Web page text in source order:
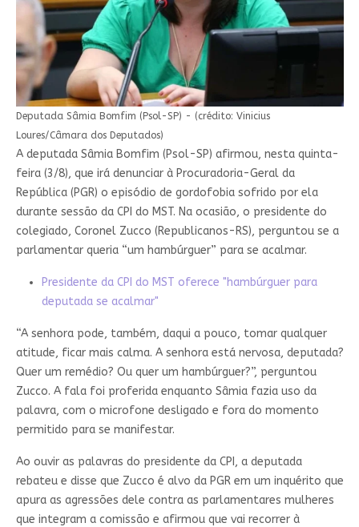
Deputada Sâmia Bomfim (Psol-SP) - (crédito: Vinicius
Loures/Câmara dos Deputados)
A deputada Sâmia Bomfim (Psol-SP) afirmou, nesta quinta-
feira (3/8), que irá denunciar à Procuradoria-Geral da
República (PGR) o episódio de gordofobia sofrido por ela
durante sessão da CPI do MST. Na ocasião, o presidente do
colegiado, Coronel Zucco (Republicanos-RS), perguntou se a
parlamentar queria “um hambúrguer” para se acalmar.
Presidente da CPI do MST oferece "hambúrguer para
deputada se acalmar"
“A senhora pode, também, daqui a pouco, tomar qualquer
atitude, ficar mais calma. A senhora está nervosa, deputada?
Quer um remédio? Ou quer um hambúrguer?”, perguntou
Zucco. A fala foi proferida enquanto Sâmia fazia uso da
palavra, com o microfone desligado e fora do momento
permitido para se manifestar.
Ao ouvir as palavras do presidente da CPI, a deputada
rebateu e disse que Zucco é alvo da PGR em um inquérito que
apura as agressões dele contra as parlamentares mulheres
que integram a comissão e afirmou que vai recorrer à